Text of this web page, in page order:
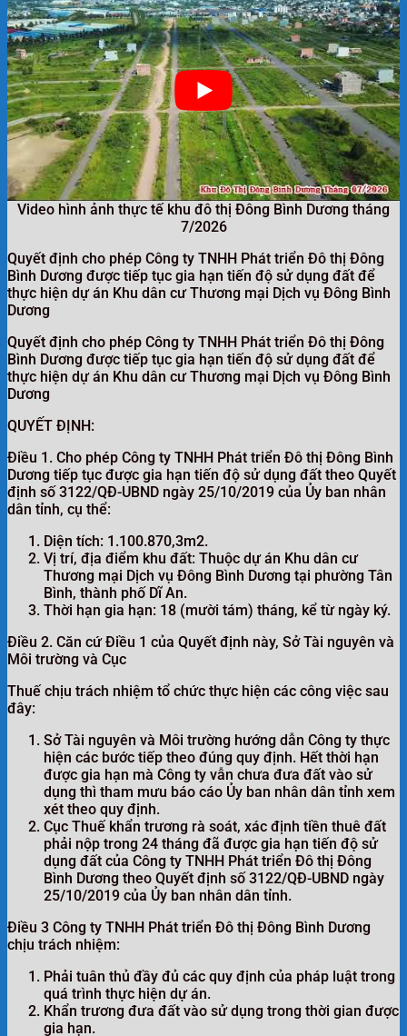
Video hình ảnh thực tế khu đô thị Đông Bình Dương tháng
7/2026
Quyết định cho phép Công ty TNHH Phát triển Đô thị Đông
Bình Dương được tiếp tục gia hạn tiến độ sử dụng đất để
thực hiện dự án Khu dân cư Thương mại Dịch vụ Đông Bình
Dương
Quyết định cho phép Công ty TNHH Phát triển Đô thị Đông
Bình Dương được tiếp tục gia hạn tiến độ sử dụng đất để
thực hiện dự án Khu dân cư Thương mại Dịch vụ Đông Bình
Dương
QUYẾT ĐỊNH:
Điều 1. Cho phép Công ty TNHH Phát triển Đô thị Đông Bình
Dương tiếp tục được gia hạn tiến độ sử dụng đất theo Quyết
định số 3122/QĐ-UBND ngày 25/10/2019 của Ủy ban nhân
dân tỉnh, cụ thể:
Diện tích: 1.100.870,3m2.
Vị trí, địa điểm khu đất: Thuộc dự án Khu dân cư
Thương mại Dịch vụ Đông Bình Dương tại phường Tân
Bình, thành phố Dĩ An.
Thời hạn gia hạn: 18 (mười tám) tháng, kể từ ngày ký.
Điều 2. Căn cứ Điều 1 của Quyết định này, Sở Tài nguyên và
Môi trường và Cục
Thuế chịu trách nhiệm tổ chức thực hiện các công việc sau
đây:
Sở Tài nguyên và Môi trường hướng dẫn Công ty thực
hiện các bước tiếp theo đúng quy định. Hết thời hạn
được gia hạn mà Công ty vẫn chưa đưa đất vào sử
dụng thì tham mưu báo cáo Ủy ban nhân dân tỉnh xem
xét theo quy định.
Cục Thuế khẩn trương rà soát, xác định tiền thuê đất
phải nộp trong 24 tháng đã được gia hạn tiến độ sử
dụng đất của Công ty TNHH Phát triển Đô thị Đông
Bình Dương theo Quyết định số 3122/QĐ-UBND ngày
25/10/2019 của Ủy ban nhân dân tỉnh.
Điều 3 Công ty TNHH Phát triển Đô thị Đông Bình Dương
chịu trách nhiệm:
Phải tuân thủ đầy đủ các quy định của pháp luật trong
quá trình thực hiện dự án.
Khẩn trương đưa đất vào sử dụng trong thời gian được
gia hạn.